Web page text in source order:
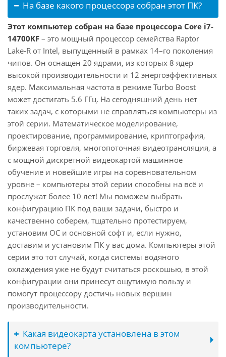
На базе какого процессора собран этот ПК?
Этот компьютер собран на базе процессора Core i7-
14700KF – это мощный процессор семейства Raptor
Lake-R от Intel, выпущенный в рамках 14–го поколения
чипов. Он оснащен 20 ядрами, из которых 8 ядер
высокой производительности и 12 энергоэффективных
ядер. Максимальная частота в режиме Turbo Boost
может достигать 5.6 ГГц. На сегодняшний день нет
таких задач, с которыми не справляться компьютеры из
этой серии. Математическое моделирование,
проектирование, программирование, криптография,
биржевая торговля, многопоточная видеотрансляция, а
с мощной дискретной видеокартой машинное
обучение и новейшие игры на соревновательном
уровне – компьютеры этой серии способны на всё и
прослужат более 10 лет! Мы поможем выбрать
конфигурацию ПК под ваши задачи, быстро и
качественно соберем, тщательно протестируем,
установим ОС и основной софт и, если нужно,
доставим и установим ПК у вас дома. Компьютеры этой
серии это тот случай, когда системы водяного
охлаждения уже не будут считаться роскошью, в этой
конфигурации они принесут ощутимую пользу и
помогут процессору достичь новых вершин
производительности.
Какая видеокарта установлена в этом
компьютере?